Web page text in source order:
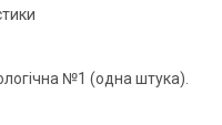
№1 (одна штука).